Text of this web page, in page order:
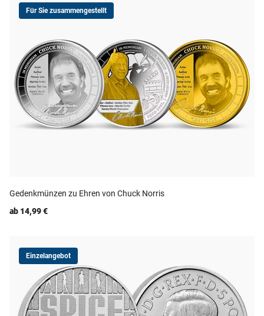
Für Sie zusammengestellt
Gedenkmünzen zu Ehren von Chuck Norris
ab 14,99 €
Einzelangebot